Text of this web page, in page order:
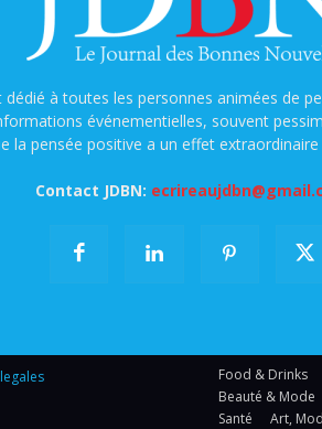
à toutes les personnes animées de
événementielles, souvent
la pensée positive a un effet
Contact JDBN:
Food & Drinks
Beauté & Mode
Santé
Art,